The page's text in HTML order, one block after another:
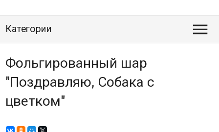
Категории 
Фольгированный шар
"Поздравляю, Собака с
цветком"